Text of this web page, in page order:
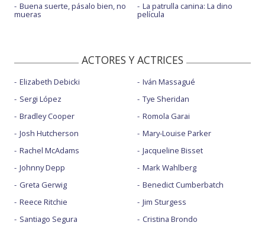
Buena suerte, pásalo bien, no
mueras
La patrulla canina: La dino
película
ACTORES Y ACTRICES
Elizabeth Debicki
Sergi López
Bradley Cooper
Josh Hutcherson
Rachel McAdams
Johnny Depp
Greta Gerwig
Reece Ritchie
Santiago Segura
Iván Massagué
Tye Sheridan
Romola Garai
Mary-Louise Parker
Jacqueline Bisset
Mark Wahlberg
Benedict Cumberbatch
Jim Sturgess
Cristina Brondo